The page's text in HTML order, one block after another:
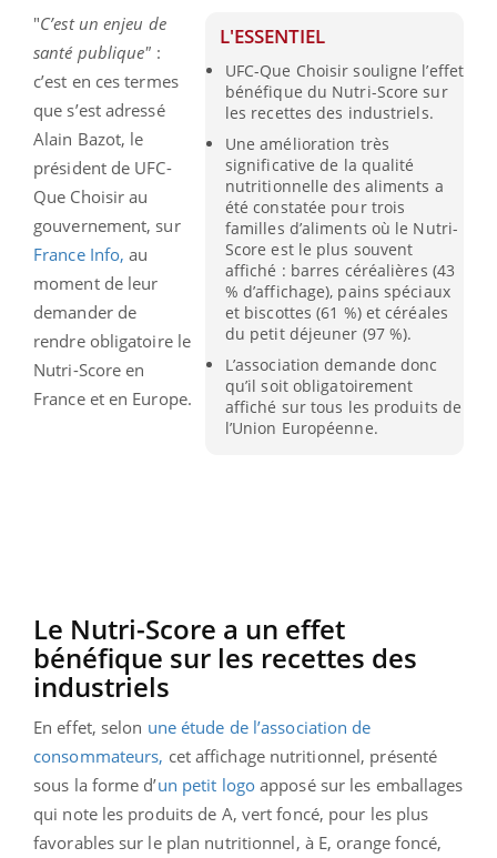
L'ESSENTIEL
UFC-Que Choisir souligne l’effet
bénéfique du Nutri-Score sur
les recettes des industriels.
Une amélioration très
significative de la qualité
nutritionnelle des aliments a
été constatée pour trois
familles d’aliments où le Nutri-
Score est le plus souvent
affiché : barres céréalières (43
% d’affichage), pains spéciaux
et biscottes (61 %) et céréales
du petit déjeuner (97 %).
L’association demande donc
qu’il soit obligatoirement
affiché sur tous les produits de
l’Union Européenne.
"C’est un enjeu de
santé publique" :
c’est en ces termes
que s’est adressé
Alain Bazot, le
président de UFC-
Que Choisir au
gouvernement, sur
France Info,au
moment de leur
demander de
rendre obligatoire le
Nutri-Score en
France et en Europe.
Le Nutri-Score a un effet
bénéfique sur les recettes des
industriels
En effet, selon une étude de l’association de
consommateurs, cet affichage nutritionnel, présenté
sous la forme d’un petit logoapposé sur les emballages
qui note les produits de A, vert foncé, pour les plus
favorables sur le plan nutritionnel, à E, orange foncé,